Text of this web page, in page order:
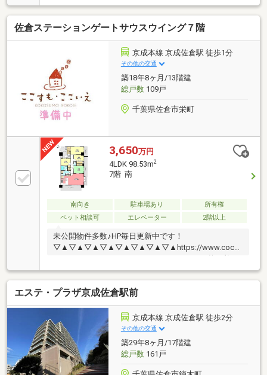
◎頭金０円から購入可能◎FPによるライフプランのシ
ミュレーション診断◎その他希望に合う物件（未公開
含む）のご提案弊社は不動産総合企業です。お客さま
に寄り添ったサービスを心がけています。それぞれの
ご家族にあう価値をご提案をいたします。まずはお気
軽に現地をご覧下さいませ。物件の確認事項、ご見学
希望のお客様は下記番号までご連絡下さい。お問合せ
先：0120-127-511いつでもお待ちしております。
佐倉ステーションゲートサウスウイング７階
京成本線 京成佐倉駅 徒歩1分
その他の交通
築18年8ヶ月/13階建
総戸数109戸
千葉県佐倉市栄町
3,650万円
4LDK 98.53m2
7階 南
南向き 駐車場あり
所有権
ペット相談可
エレベーター 2階以上
未公開物件多数♪HP毎日更新中です！
▽▲▽▲▽▲▽▲▽▲▽▲▽▲▽▲https://www.cocosumo-
た住環境と生活の利便性がバランスよく備わったファ
ミリー層に人気のマンション●トウズ（徒歩4分・約
300ｍ）●セブンイレブン（徒歩2分・約90ｍ）●佐倉中
央病院（徒歩3分・約220ｍ）●佐倉郵便局(徒歩5分・
約330ｍ)●佐倉小学校（徒歩9分・約650ｍ）●佐倉中学
校(徒歩17分・約1.3kｍ) 詳細、資料をご希望の方はお
気軽にメールまたはお電話お待ちしております。
エステ・プラザ京成佐倉駅前
京成本線 京成佐倉駅 徒歩2分
その他の交通
築29年8ヶ月/17階建
総戸数161戸